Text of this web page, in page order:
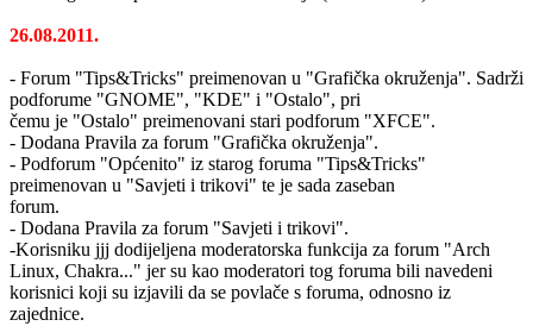
26.08.2011.
- Forum "Tips&Tricks" preimenovan u "Grafička okruženja". Sadrži
podforume "GNOME", "KDE" i "Ostalo", pri
čemu je "Ostalo" preimenovani stari podforum "XFCE".
- Dodana Pravila za forum "Grafička okruženja".
- Podforum "Općenito" iz starog foruma "Tips&Tricks"
preimenovan u "Savjeti i trikovi" te je sada zaseban
forum.
- Dodana Pravila za forum "Savjeti i trikovi".
-Korisniku jjj dodijeljena moderatorska funkcija za forum "Arch
Linux, Chakra..." jer su kao moderatori tog foruma bili navedeni
korisnici koji su izjavili da se povlače s foruma, odnosno iz
zajednice.